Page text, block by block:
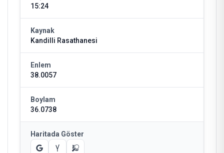
15:24
Kaynak
Kandilli Rasathanesi
Enlem
38.0057
Boylam
36.0738
Haritada Göster